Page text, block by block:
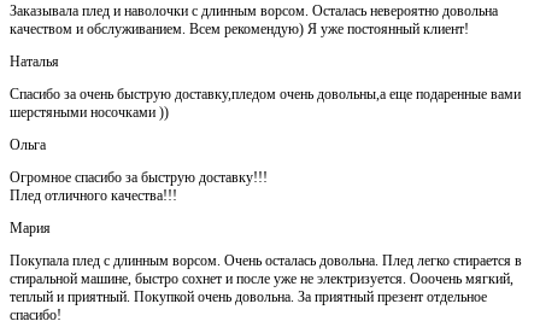
Заказывала плед и наволочки с длинным ворсом. Осталась невероятно довольна
качеством и обслуживанием. Всем рекомендую) Я уже постоянный клиент!
Наталья
Спасибо за очень быструю доставку,пледом очень довольны,а еще подаренные вами
шерстяными носочками ))
Ольга
Огромное спасибо за быструю доставку!!!
Плед отличного качества!!!
Мария
Покупала плед с длинным ворсом. Очень осталась довольна. Плед легко стирается в
стиральной машине, быстро сохнет и после уже не электризуется. Ооочень мягкий,
теплый и приятный. Покупкой очень довольна. За приятный презент отдельное
спасибо!